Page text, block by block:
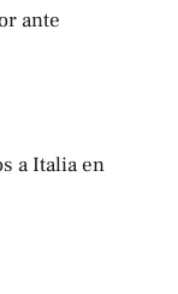
ante
a Italia en